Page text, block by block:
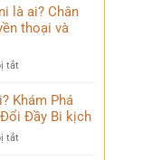
Thúy
sau
đăng
99+
ảnh
Kỳ
nhất
khiến
đồng
là ai? Chân
thoại và
tắt
Tsugikuni
là
Chân
Khám Phá
Đầy Bi kịch
tắt